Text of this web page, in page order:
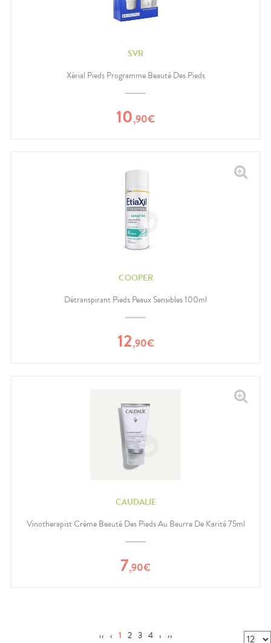
SVR
Xérial Pieds Programme Beauté Des Pieds
10,90€
COOPER
Détranspirant Pieds Peaux Sensibles 100ml
12,90€
CAUDALIE
Vinotherapist Crème Beauté Des Pieds Au Beurre De Karité 75ml
7,90€
‹‹ ‹ 1 2 3 4 › ››